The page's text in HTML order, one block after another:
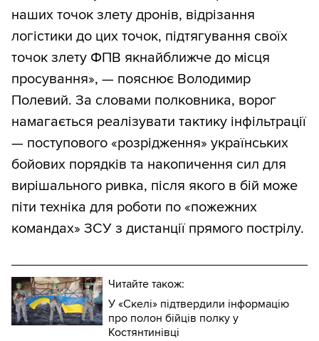
наших точок злету дронів, відрізання
логістики до цих точок, підтягування своїх
точок злету ФПВ якнайближче до місця
просування», — пояснює Володимир
Полевий. За словами полковника, ворог
намагається реалізувати тактику інфільтрації
— поступового «розрідження» українських
бойових порядків та накопичення сил для
вирішального ривка, після якого в бій може
піти техніка для роботи по «пожежних
командах» ЗСУ з дистанції прямого пострілу.
Читайте також:
У «Скелі» підтвердили інформацію
про полон бійців полку у
Костянтинівці